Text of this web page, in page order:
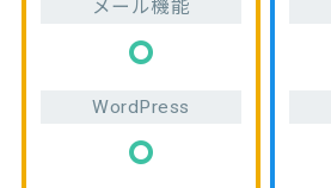
メール機能
WordPress